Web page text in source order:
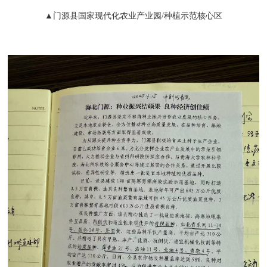
▲门源县国家现代化农业产业园/种植示范核心区